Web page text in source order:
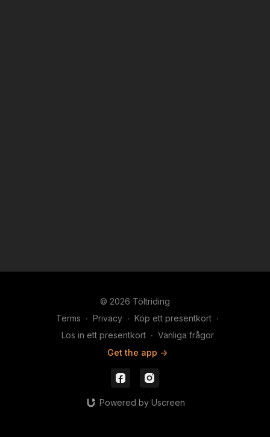
© 2026 Töltriding
Terms ∙ Privacy ∙ Köp ett presentkort ∙
Lös in ett presentkort ∙ Vanliga frågor
Get the app ->
Powered by Uscreen